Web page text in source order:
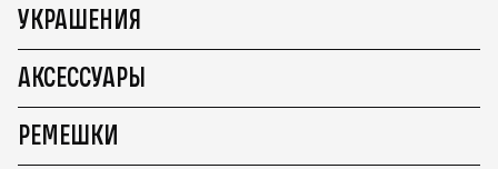
УКРАШЕНИЯ
АКСЕССУАРЫ
РЕМЕШКИ